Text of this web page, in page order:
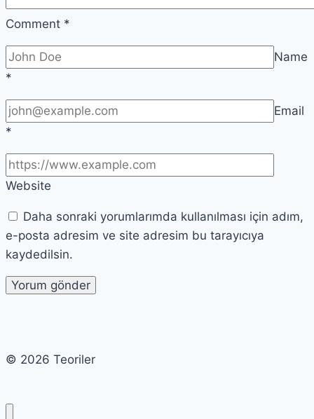
Comment *
Name
*
Email
*
Website
Daha sonraki yorumlarımda kullanılması için adım,
e-posta adresim ve site adresim bu tarayıcıya
kaydedilsin.
© 2026 Teoriler